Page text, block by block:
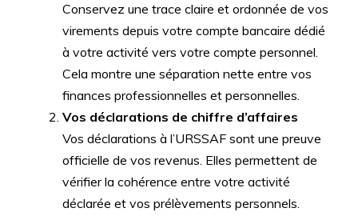
Conservez une trace claire et ordonnée de vos
virements depuis votre compte bancaire dédié
à votre activité vers votre compte personnel.
Cela montre une séparation nette entre vos
finances professionnelles et personnelles.
Vos déclarations de chiffre d’affaires
Vos déclarations à l’URSSAF sont une preuve
officielle de vos revenus. Elles permettent de
vérifier la cohérence entre votre activité
déclarée et vos prélèvements personnels.